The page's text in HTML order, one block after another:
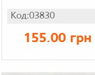
Код:03830
155.00 грн